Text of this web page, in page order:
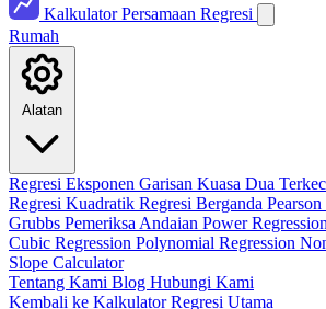
Kalkulator Persamaan Regresi
Rumah
Alatan
Regresi Eksponen Garisan Kuasa Dua
Regresi Kuadratik Regresi Berganda
Grubbs Pemeriksa Andaian Power Regression
Cubic Regression Polynomial Regression
Slope Calculator
Tentang Kami Blog Hubungi Kami
Kembali ke Kalkulator Regresi Utama